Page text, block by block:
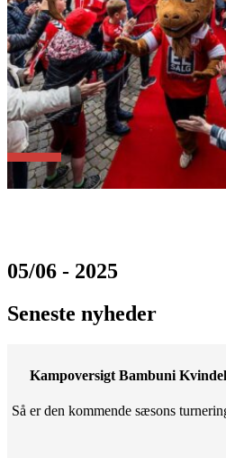
05/06 - 2025
Seneste nyheder
Kampoversigt Bambuni
Så er den kommende sæsons